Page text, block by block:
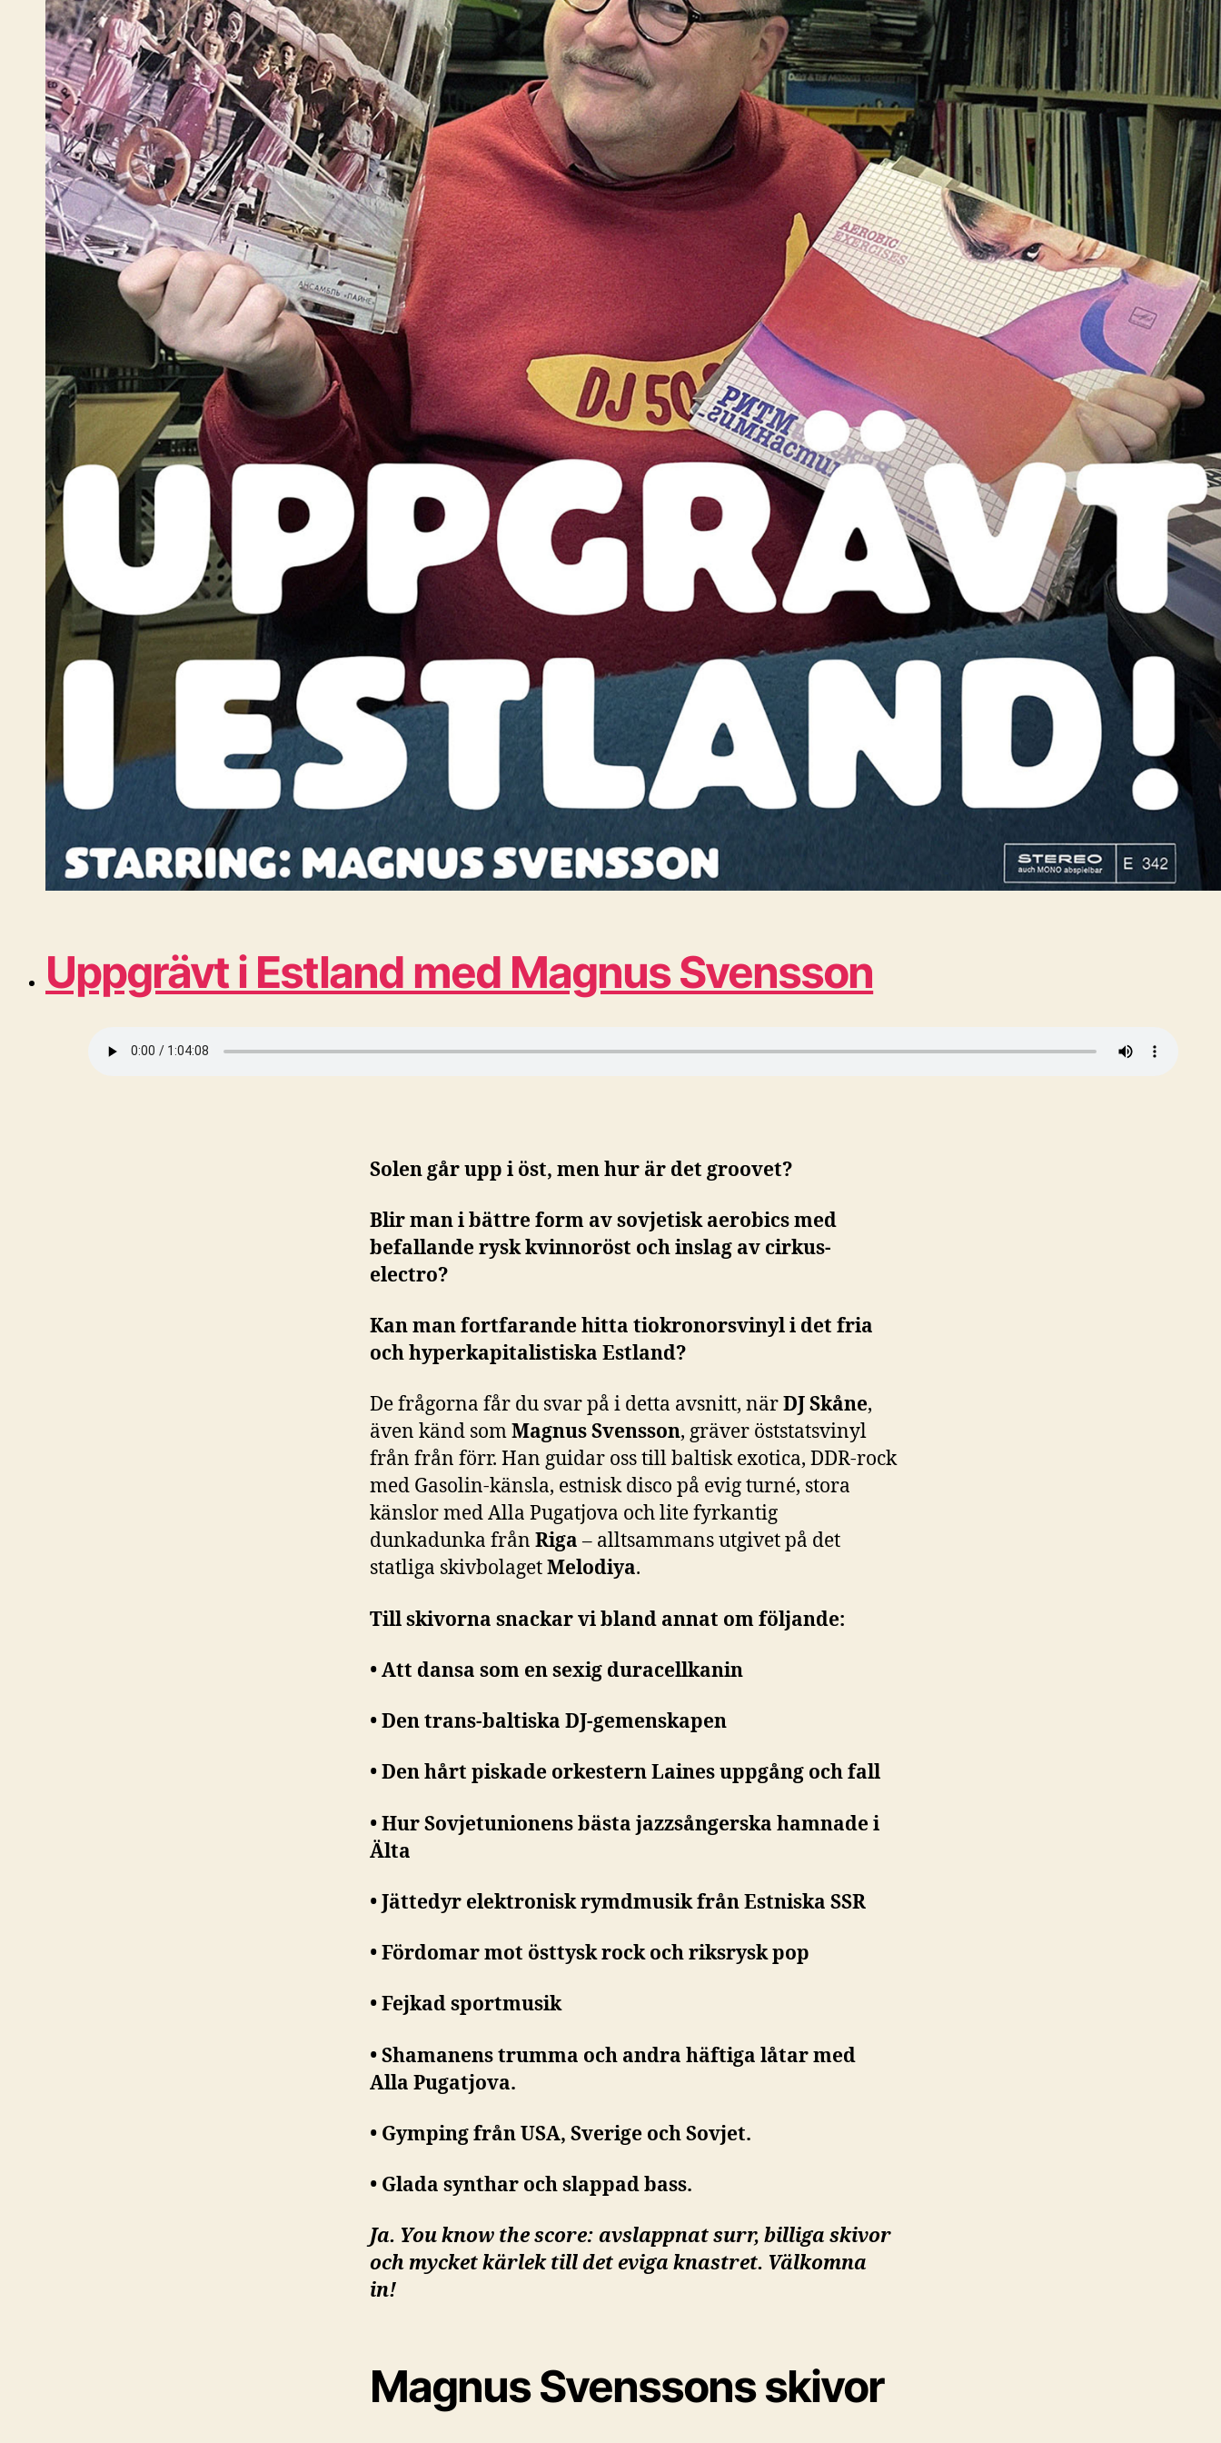
Uppgrävt i Estland med Magnus Svensson
Solen går upp i öst, men hur är det groovet?
Blir man i bättre form av sovjetisk aerobics med
befallande rysk kvinnoröst och inslag av cirkus-
electro?
Kan man fortfarande hitta tiokronorsvinyl i det fria
och hyperkapitalistiska Estland?
De frågorna får du svar på i detta avsnitt, närDJ Skåne,
även känd somMagnus Svensson, gräver öststatsvinyl
från från förr. Han guidar oss till baltisk exotica, DDR-rock
med Gasolin-känsla, estnisk disco på evig turné, stora
känslor med Alla Pugatjova och lite fyrkantig
dunkadunka från Riga– alltsammans utgivet på det
statliga skivbolagetMelodiya.
Till skivorna snackar vi bland annat om följande:
• Att dansa som en sexig duracellkanin
• Den trans-baltiska DJ-gemenskapen
• Den hårt piskade orkestern Laines uppgång och fall
• Hur Sovjetunionens bästa jazzsångerska hamnade i
Älta
• Jättedyr elektronisk rymdmusik från Estniska SSR
• Fördomar mot östtysk rock och riksrysk pop
• Fejkad sportmusik
• Shamanens trumma och andra häftiga låtar med
Alla Pugatjova.
• Gymping från USA, Sverige och Sovjet.
• Glada synthar och slappad bass.
Ja. You know the score: avslappnat surr, billiga skivor
och mycket kärlek till det eviga knastret. Välkomna
in!
Magnus Svenssons skivor